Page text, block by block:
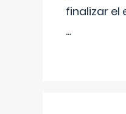
finalizar el
...